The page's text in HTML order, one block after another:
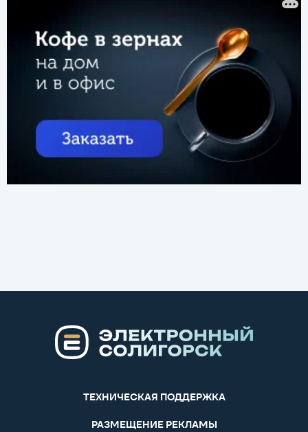
ТЕХНИЧЕСКАЯ ПОДДЕРЖКА
РАЗМЕЩЕНИЕ РЕКЛАМЫ